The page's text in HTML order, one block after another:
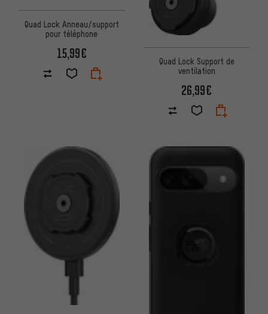
Quad Lock Anneau/support
pour téléphone
15,99€
Quad Lock Support de
ventilation
26,99€